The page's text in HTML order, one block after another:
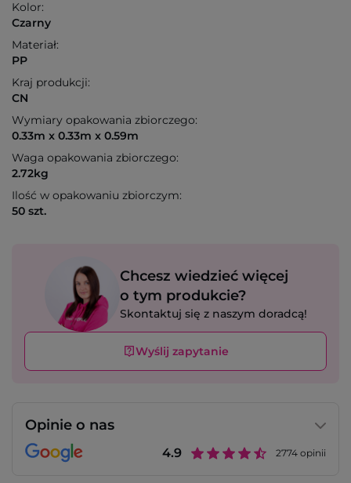
Kolor:
Czarny
Materiał:
PP
Kraj produkcji:
CN
Wymiary opakowania zbiorczego:
0.33m x 0.33m x 0.59m
Waga opakowania zbiorczego:
2.72kg
Ilość w opakowaniu zbiorczym:
50 szt.
Chcesz wiedzieć więcej
o tym produkcie?
Skontaktuj się z naszym doradcą!
Wyślij zapytanie
Opinie o nas
4.9 2774 opinii